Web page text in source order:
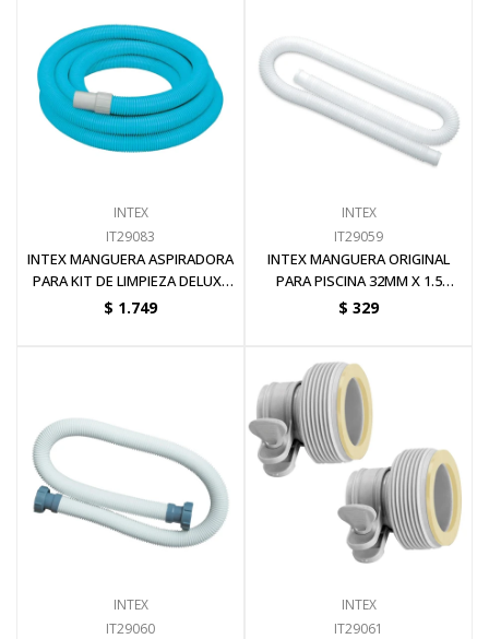
INTEX
IT29083
INTEX MANGUERA ASPIRADORA
PARA KIT DE LIMPIEZA DELUXE
7.6 METROS X 38MM
$ 1.749
INTEX
IT29059
INTEX MANGUERA ORIGINAL
PARA PISCINA 32MM X 1.5
METROS
$ 329
INTEX
IT29060
INTEX
IT29061
Electricidad
Ferretería
Herramientas Manuales
Hogar
Pinturas y Accesorios
Piscinas e Inflables